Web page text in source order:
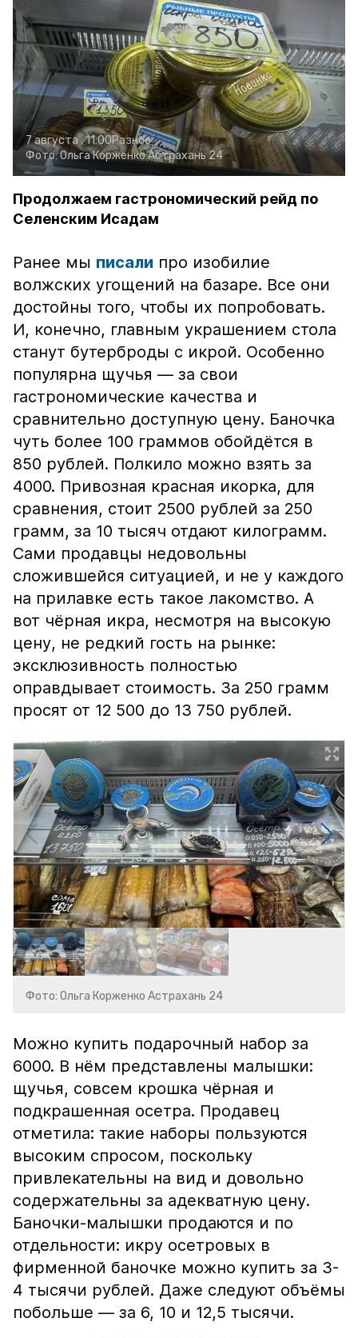
7 августа , 11:00Разное
Фото:Ольга КорженкоАстрахань 24
Продолжаем гастрономический рейд по
Селенским Исадам
Ранее мы писали про изобилие
волжских угощений на базаре. Все они
достойны того, чтобы их попробовать.
И, конечно, главным украшением стола
станут бутерброды с икрой. Особенно
популярна щучья — за свои
гастрономические качества и
сравнительно доступную цену. Баночка
чуть более 100 граммов обойдётся в
850 рублей. Полкило можно взять за
4000. Привозная красная икорка, для
сравнения, стоит 2500 рублей за 250
грамм, за 10 тысяч отдают килограмм.
Сами продавцы недовольны
сложившейся ситуацией, и не у каждого
на прилавке есть такое лакомство. А
вот чёрная икра, несмотря на высокую
цену, не редкий гость на рынке:
эксклюзивность полностью
оправдывает стоимость. За 250 грамм
просят от 12 500 до 13 750 рублей.
Фото: Ольга Корженко Астрахань 24
Можно купить подарочный набор за
6000. В нём представлены малышки:
щучья, совсем крошка чёрная и
подкрашенная осетра. Продавец
отметила: такие наборы пользуются
высоким спросом, поскольку
привлекательны на вид и довольно
содержательны за адекватную цену.
Баночки-малышки продаются и по
отдельности: икру осетровых в
фирменной баночке можно купить за 3-
4 тысячи рублей. Даже следуют объёмы
побольше — за 6, 10 и 12,5 тысячи.